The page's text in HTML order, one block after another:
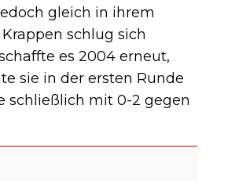
gleich in ihrem
schlug sich
es 2004 erneut,
sie in der ersten Runde
schließlich mit 0-2 gegen